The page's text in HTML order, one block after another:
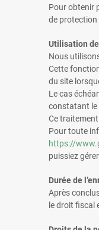
Pour obtenir
de protection
Utilisation
Nous
Cette
du site
Le cas
constatant le
Ce
Pour toute
https://
puissiez
Durée de
Après
le droit fiscal